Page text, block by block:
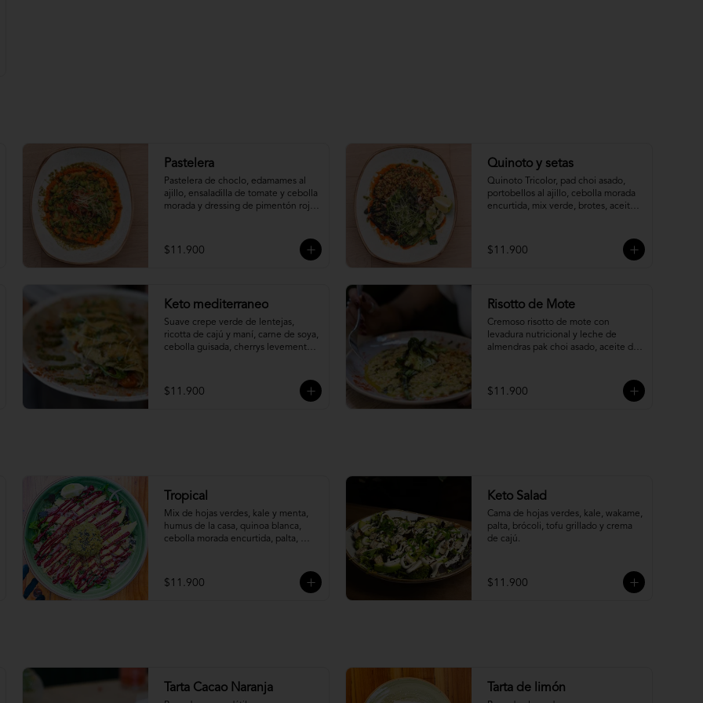
Pastelera
Pastelera de choclo, edamames al
ajillo, ensaladilla de tomate y cebolla
morada y dressing de pimentón rojo
$11.900
Quinoto y setas
Quinoto Tricolor, pad choi asado,
portobellos al ajillo, cebolla morada
encurtida, mix verde, brotes, aceite
$11.900
Keto mediterraneo
Suave crepe verde de lentejas,
ricotta de cajú y maní, carne de soya,
cebolla guisada, cherrys levemente
$11.900
Risotto de Mote
Cremoso risotto de mote con
levadura nutricional y leche de
almendras pak choi asado, aceite de
$11.900
Tropical
Mix de hojas verdes, kale y menta,
humus de la casa, quinoa blanca,
cebolla morada encurtida, palta,
$11.900
Keto Salad
Cama de hojas verdes, kale, wakame,
palta, brócoli, tofu grillado y crema
de cajú.
$11.900
Tarta Cacao Naranja Tarta de limón